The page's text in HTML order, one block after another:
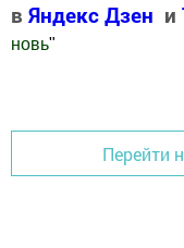
в Яндекс Дзен и
новь"
Перейти